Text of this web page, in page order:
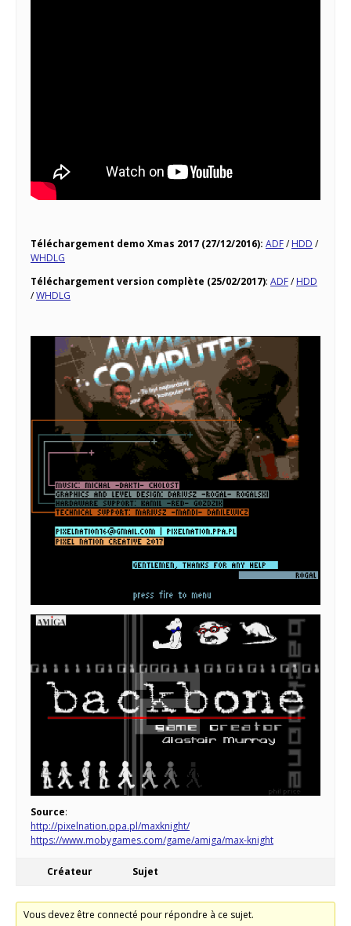
Téléchargement demo Xmas 2017 (27/12/2016): ADF/HDD /
WHDLG
Téléchargement version complète (25/02/2017): ADF/HDD
/WHDLG
Source:
http://pixelnation.ppa.pl/maxknight/
https://www.mobygames.com/game/amiga/max-knight
Créateur Sujet
Vous devez être connecté pour répondre à ce sujet.